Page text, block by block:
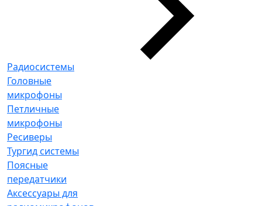
Радиосистемы
Головные
микрофоны
Петличные
микрофоны
Ресиверы
Тургид системы
Поясные
передатчики
Аксессуары для